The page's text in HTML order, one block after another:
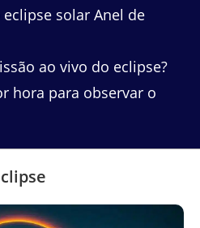
solar Anel de
ao vivo do eclipse?
hora para observar o